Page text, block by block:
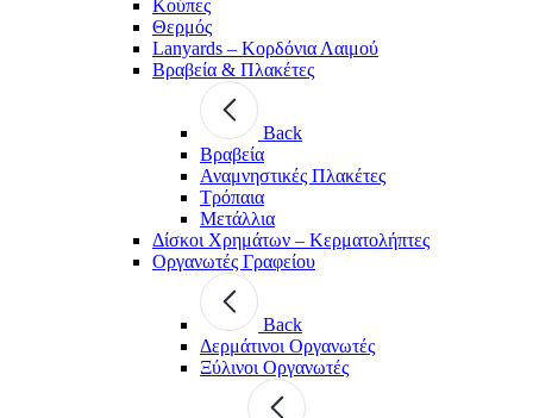
Κούπες
Θερμός
Lanyards – Kορδόνια Λαιμού
Βραβεία & Πλακέτες
Back
Βραβεία
Αναμνηστικές Πλακέτες
Τρόπαια
Μετάλλια
Δίσκοι Χρημάτων – Κερματολήπτες
Οργανωτές Γραφείου
Back
Δερμάτινοι Οργανωτές
Ξύλινοι Οργανωτές